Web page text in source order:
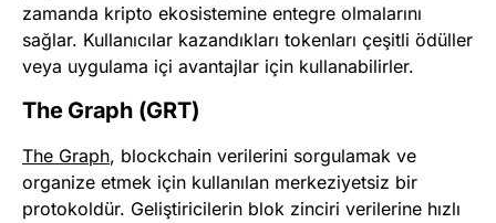
zamanda kripto ekosistemine entegre olmalarını
sağlar. Kullanıcılar kazandıkları tokenları çeşitli ödüller
veya uygulama içi avantajlar için kullanabilirler.
The Graph (GRT)
The Graph, blockchain verilerini sorgulamak ve
organize etmek için kullanılan merkeziyetsiz bir
protokoldür. Geliştiricilerin blok zinciri verilerine hızlı